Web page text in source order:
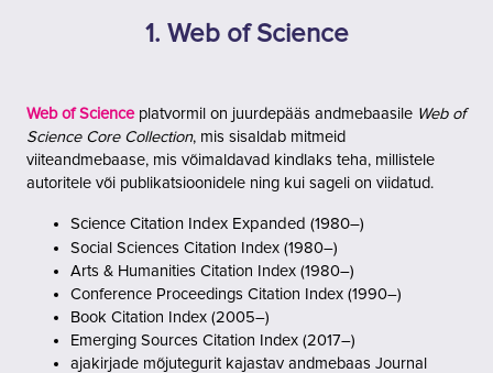
1. Web of Science
Web of Science platvormil on juurdepääs andmebaasile Web of
Science Core Collection, mis sisaldab mitmeid
viiteandmebaase, mis võimaldavad kindlaks teha, millistele
autoritele või publikatsioonidele ning kui sageli on viidatud.
Science Citation Index Expanded (1980–)
Social Sciences Citation Index (1980–)
Arts & Humanities Citation Index (1980–)
Conference Proceedings Citation Index (1990–)
Book Citation Index (2005–)
Emerging Sources Citation Index (2017–)
ajakirjade mõjutegurit kajastav andmebaas Journal